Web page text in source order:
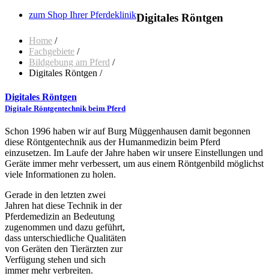
zum Shop Ihrer PferdeklinikDigitales Röntgen
Home /
Fachgebiete /
Bildgebung am Pferd /
Digitales Röntgen /
Digitales Röntgen
Digitale Röntgentechnik beim Pferd
Schon 1996 haben wir auf Burg Müggenhausen damit begonnen
diese Röntgentechnik aus der Humanmedizin beim Pferd
einzusetzen. Im Laufe der Jahre haben wir unsere Einstellungen und
Geräte immer mehr verbessert, um aus einem Röntgenbild möglichst
viele Informationen zu holen.
Gerade in den letzten zwei
Jahren hat diese Technik in der
Pferdemedizin an Bedeutung
zugenommen und dazu geführt,
dass unterschiedliche Qualitäten
von Geräten den Tierärzten zur
Verfügung stehen und sich
immer mehr verbreiten.